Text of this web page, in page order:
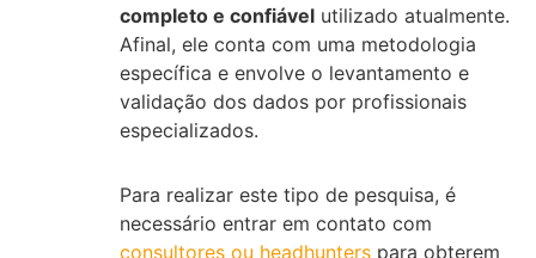
completo e confiável utilizado atualmente.
Afinal, ele conta com uma metodologia
específica e envolve o levantamento e
validação dos dados por profissionais
especializados.
Para realizar este tipo de pesquisa, é
necessário entrar em contato com
consultores ou headhunters para obterem